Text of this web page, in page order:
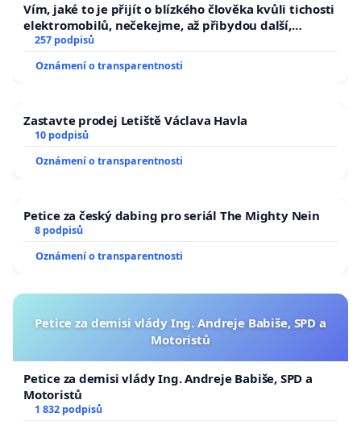
Vím, jaké to je přijít o blízkého člověka kvůli tichosti
elektromobilů, nečekejme, až přibydou další,
zaveďme slyšitelná auta!
257 podpisů
Oznámení o transparentnosti
Zastavte prodej Letiště Václava Havla
10 podpisů
Oznámení o transparentnosti
Petice za český dabing pro seriál The Mighty Nein
8 podpisů
Oznámení o transparentnosti
Petice za demisi vlády Ing. Andreje Babiše, SPD a
Motoristů
Petice za demisi vlády Ing. Andreje Babiše, SPD a
Motoristů
1 832 podpisů